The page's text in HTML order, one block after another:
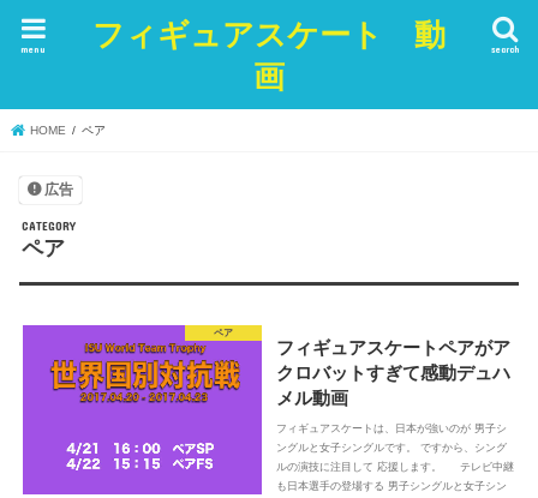
フィギュアスケート 動
画
search
menu
HOME ペア
広告
ペア
ペア
フィギュアスケートペアがア
クロバットすぎて感動デュハ
メル動画
フィギュアスケートは、日本が強いのが 男子シ
ングルと女子シングルです。 ですから、シング
ルの演技に注目して 応援します。 テレビ中継
も日本選手の登場する 男子シングルと女子シン